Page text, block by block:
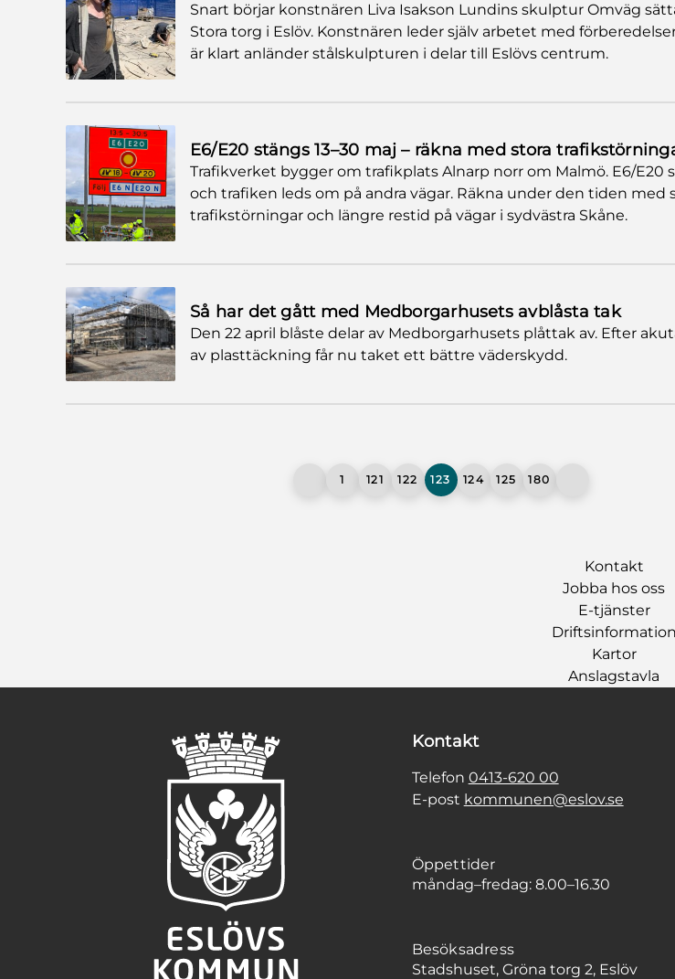
Snart börjar konstnären Liva Isakson Lundins skulptur Omväg
Stora torg i Eslöv. Konstnären leder själv arbetet med
är klart anländer stålskulpturen i delar till Eslövs centrum.
E6/E20 stängs 13–30 maj – räkna med stora
Trafikverket bygger om trafikplats Alnarp norr om Malmö. E6/E20
och trafiken leds om på andra vägar. Räkna under den tiden med
trafikstörningar och längre restid på vägar i sydvästra Skåne.
Så har det gått med Medborgarhusets avblåsta tak
Den 22 april blåste delar av Medborgarhusets plåttak av. Efter
av plasttäckning får nu taket ett bättre väderskydd.
1 121 122 123 124 125 180
Kontakt
Jobba hos oss
E-tjänster
Driftsinformation
Kartor
Anslagstavla
Kontakt
Telefon 0413-620 00
E-post kommunen@eslov.se
Öppettider
måndag–fredag: 8.00–16.30
Besöksadress
Stadshuset, Gröna torg 2, Eslöv